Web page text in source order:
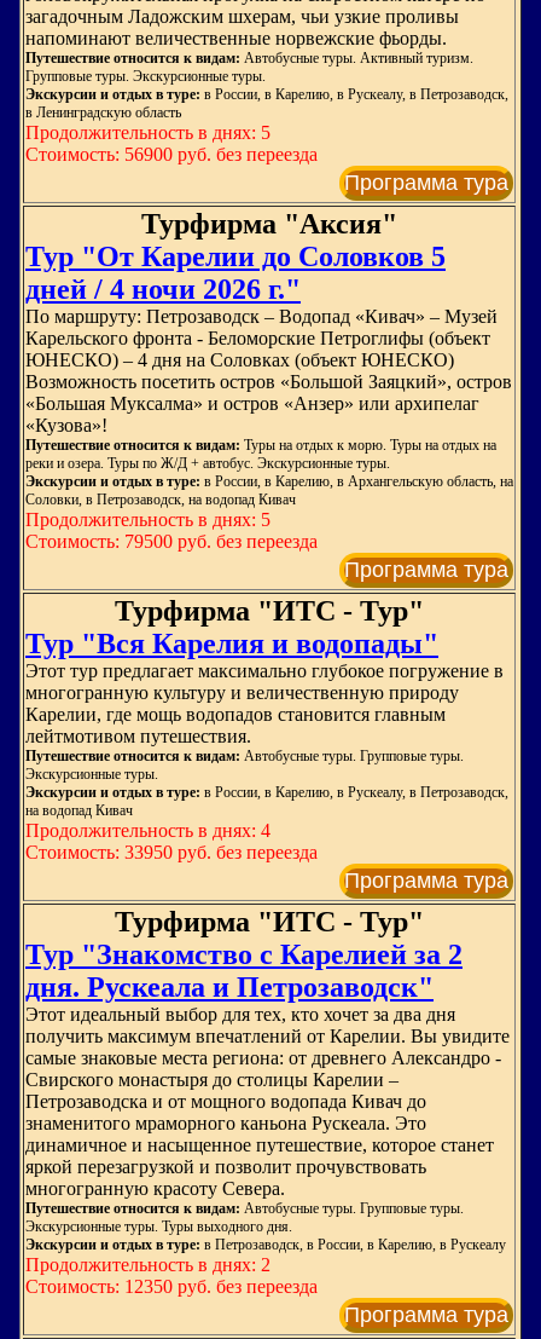
загадочным Ладожским шхерам, чьи узкие проливы
напоминают величественные норвежские фьорды.
Путешествие относится к видам: Автобусные туры. Активный туризм.
Групповые туры. Экскурсионные туры.
Экскурсии и отдых в туре: в России, в Карелию, в Рускеалу, в Петрозаводск,
в Ленинградскую область
Продолжительность в днях: 5
Стоимость: 56900 руб. без переезда
Программа тура
Турфирма "Аксия"
Тур "От Карелии до Соловков 5
дней / 4 ночи 2026 г."
По маршруту: Петрозаводск – Водопад «Кивач» – Музей
Карельского фронта - Беломорские Петроглифы (объект
ЮНЕСКО) – 4 дня на Соловках (объект ЮНЕСКО)
Возможность посетить остров «Большой Заяцкий», остров
«Большая Муксалма» и остров «Анзер» или архипелаг
«Кузова»!
Путешествие относится к видам: Туры на отдых к морю. Туры на отдых на
реки и озера. Туры по Ж/Д + автобус. Экскурсионные туры.
Экскурсии и отдых в туре: в России, в Карелию, в Архангельскую область, на
Соловки, в Петрозаводск, на водопад Кивач
Продолжительность в днях: 5
Стоимость: 79500 руб. без переезда
Программа тура
Турфирма "ИТС - Тур"
Тур "Вся Карелия и водопады"
Этот тур предлагает максимально глубокое погружение в
многогранную культуру и величественную природу
Карелии, где мощь водопадов становится главным
лейтмотивом путешествия.
Путешествие относится к видам: Автобусные туры. Групповые туры.
Экскурсионные туры.
Экскурсии и отдых в туре: в России, в Карелию, в Рускеалу, в Петрозаводск,
на водопад Кивач
Продолжительность в днях: 4
Стоимость: 33950 руб. без переезда
Программа тура
Турфирма "ИТС - Тур"
Тур "Знакомство с Карелией за 2
дня. Рускеала и Петрозаводск"
Этот идеальный выбор для тех, кто хочет за два дня
получить максимум впечатлений от Карелии. Вы увидите
самые знаковые места региона: от древнего Александро -
Свирского монастыря до столицы Карелии –
Петрозаводска и от мощного водопада Кивач до
знаменитого мраморного каньона Рускеала. Это
динамичное и насыщенное путешествие, которое станет
яркой перезагрузкой и позволит прочувствовать
многогранную красоту Севера.
Путешествие относится к видам: Автобусные туры. Групповые туры.
Экскурсионные туры. Туры выходного дня.
Экскурсии и отдых в туре: в Петрозаводск, в России, в Карелию, в Рускеалу
Продолжительность в днях: 2
Стоимость: 12350 руб. без переезда
Программа тура